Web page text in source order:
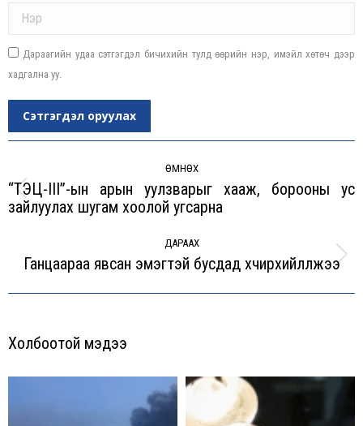
Дараагийн удаа сэтгэгдэл бичихийн тулд өөрийн нэр, имэйл хөтөч дээр
хадгална уу.
Сэтгэгдэл оруулах
navigation
ӨМНӨХ
Previous
post:
“ТЭЦ-III”-ын арын уулзварыг хааж, борооны ус
зайлуулах шугам хоолой угсарна
ДАРААХ
Next
Ганцаараа явсан эмэгтэй бусдад хүчирхийлүүлжээ
Холбоотой мэдээ